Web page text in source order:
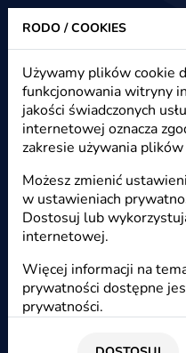
Heuristic - strony www,
Blog - e-
e-biznes
E-marketing
RODO / COOKIES
Używamy plików cookie
funkcjonowania witryny
jakości świadczonych
internetowej oznacza
zakresie używania plików
Możesz zmienić
w ustawieniach
Dostosuj lub
internetowej.
Więcej informacji na
prywatności dostępne
prywatności.